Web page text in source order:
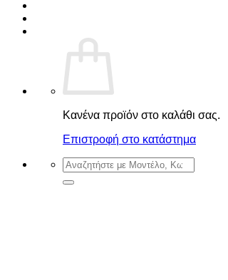
Κανένα προϊόν στο καλάθι σας.
Επιστροφή στο κατάστημα
Αναζήτηση
για: